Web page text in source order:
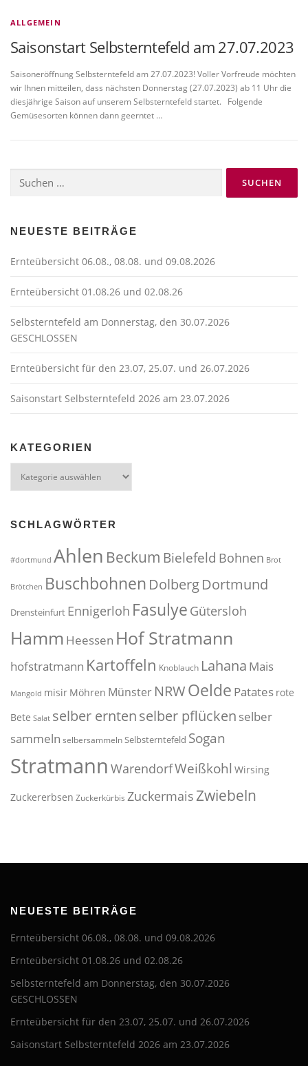
ALLGEMEIN
Saisonstart Selbsterntefeld am 27.07.2023
Saisoneröffnung Selbsterntefeld am 27.07.2023! Voller Vorfreude möchten
wir Ihnen mitteilen, dass nächsten Donnerstag (27.07.2023) ab 11 Uhr die
diesjährige Saison auf unserem Selbsterntefeld startet. Folgende
Gemüsesorten können dann geerntet …
nach:
NEUESTE BEITRÄGE
Ernteübersicht 06.08., 08.08. und 09.08.2026
Ernteübersicht 01.08.26 und 02.08.26
Selbsterntefeld am Donnerstag, den 30.07.2026
GESCHLOSSEN
Ernteübersicht für den 23.07, 25.07. und 26.07.2026
Saisonstart Selbsterntefeld 2026 am 23.07.2026
KATEGORIEN
SCHLAGWÖRTER
#dortmund Ahlen Beckum Bielefeld Bohnen Brot
Brötchen Buschbohnen DolbergDortmund
Drensteinfurt Ennigerloh Fasulye Gütersloh
Hamm Heessen Hof Stratmann
hofstratmann Kartoffeln Knoblauch Lahana Mais
Mangold misir Möhren Münster NRWOelde Patates rote
Bete Salat selber erntenselber pflücken selber
sammeln selbersammelnSelbsterntefeld Sogan
Stratmann WarendorfWeißkohl Wirsing
Zuckererbsen Zuckerkürbis Zuckermais Zwiebeln
NEUESTE BEITRÄGE
Ernteübersicht 06.08., 08.08. und 09.08.2026
Ernteübersicht 01.08.26 und 02.08.26
Selbsterntefeld am Donnerstag, den 30.07.2026
GESCHLOSSEN
Ernteübersicht für den 23.07, 25.07. und 26.07.2026
Saisonstart Selbsterntefeld 2026 am 23.07.2026